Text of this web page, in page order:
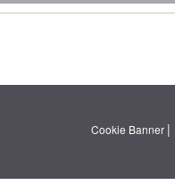
Cookie Banner |